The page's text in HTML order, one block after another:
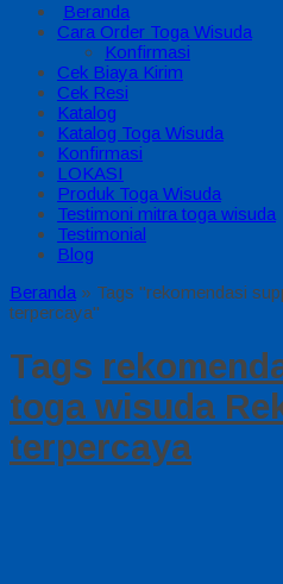
Beranda
Cara Order Toga Wisuda
Konfirmasi
Cek Biaya Kirim
Cek Resi
Katalog
Katalog Toga Wisuda
Konfirmasi
LOKASI
Produk Toga Wisuda
Testimoni mitra toga wisuda
Testimonial
Blog
Beranda » Tags "rekomendasi
terpercaya"
Tags
toga wisuda
terpercaya